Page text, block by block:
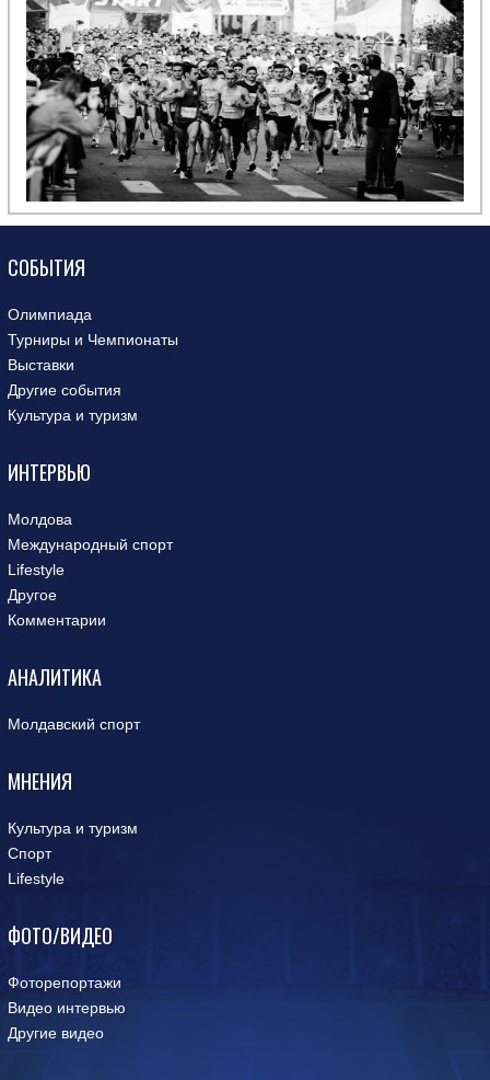
СОБЫТИЯ
Олимпиада
Турниры и Чемпионаты
Выставки
Другие события
Культура и туризм
ИНТЕРВЬЮ
Молдова
Международный спорт
Lifestyle
Другое
Комментарии
АНАЛИТИКА
Молдавский спорт
МНЕНИЯ
Культура и туризм
Спорт
Lifestyle
ФОТО/ВИДЕО
Фоторепортажи
Видео интервью
Другие видео